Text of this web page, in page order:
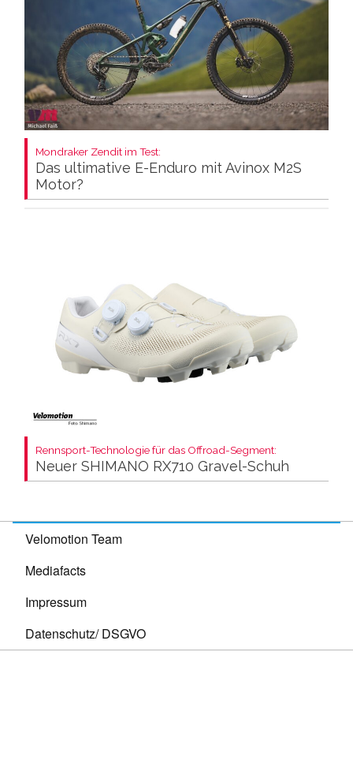
Mondraker Zendit im Test:
Das ultimative E-Enduro mit Avinox M2S
Motor?
Rennsport-Technologie für das Offroad-Segment:
Neuer SHIMANO RX710 Gravel-Schuh
Velomotion Team
Mediafacts
Impressum
Datenschutz/ DSGVO